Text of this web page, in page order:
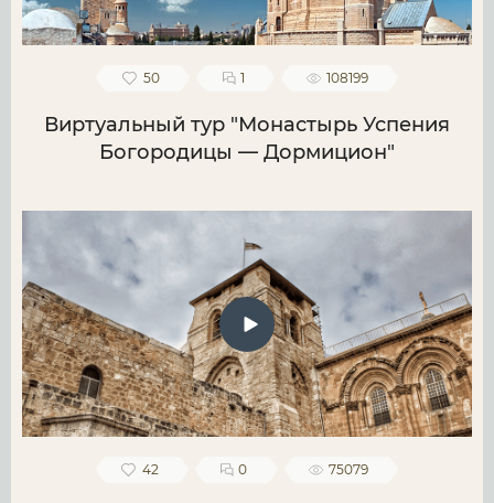
50 1 108199
Виртуальный тур "Монастырь Успения
Богородицы — Дормицион"
42 0 75079